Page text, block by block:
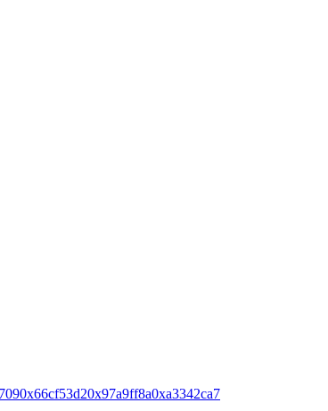
0x66cf53d20x97a9ff8a0xa3342ca7